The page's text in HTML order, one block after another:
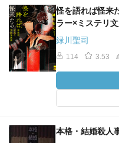
怪を語れば怪来
ラー×ミステリ
緑川聖司
114 3.53
本格・結婚殺人